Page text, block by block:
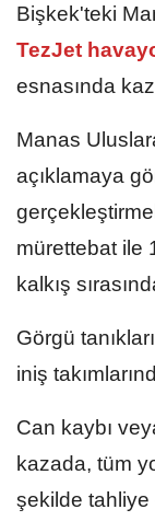
Bişkek'teki
TezJet
esnasında
Manas
açıklamaya
mürettebat ile
kalkış
Görgü
iniş
Can kaybı
kazada, tüm
şekilde tahliye